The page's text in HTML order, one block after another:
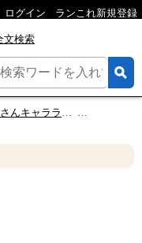
ログイン ランこれ新規登録
文検索
ラランキング・人気投票